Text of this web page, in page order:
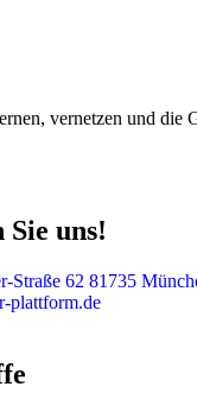
vernetzen und die
uns!
Straße 62 81735
plattform.de